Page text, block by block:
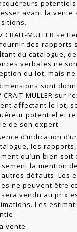
avant la vente
CRAIT-MULLER
des rapports
du cat­alogue,
verbales ne
du lot, mais
sont
CRAIT-MULLER sur
affectant le lot,
poten­tiel et
de son expert.
d’indication
les
qu’un bien
la mention
défauts. Les
ne peuvent être
vendu au prix
Les
vente